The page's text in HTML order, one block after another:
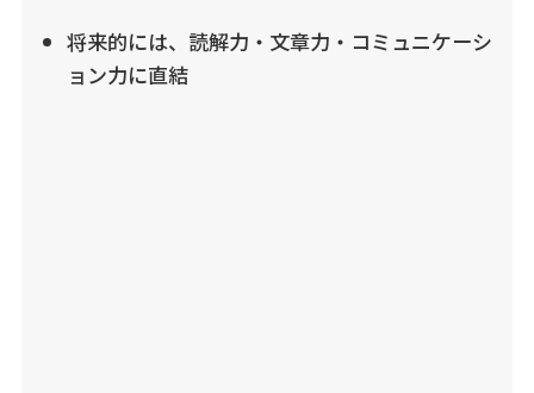
将来的には、読解力・文章力・コミュニケーシ
ョン力に直結